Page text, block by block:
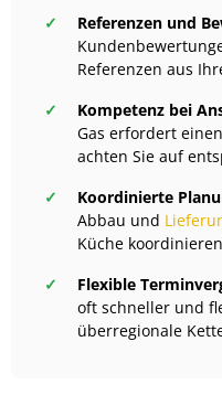
Referenzen und
Referenzen aus
Kompetenz bei
Gas erfordert
achten Sie auf
Koordinierte
Abbau und
Küche
Flexible
oft schneller und
überregionale